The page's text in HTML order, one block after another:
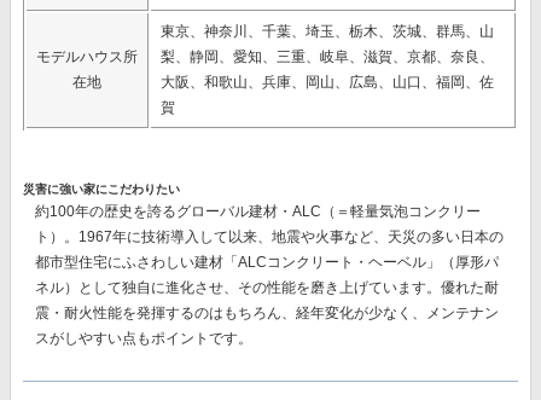
モデルハウス所
在地
東京、神奈川、千葉、埼玉、栃木、茨城、群馬、山
梨、静岡、愛知、三重、岐阜、滋賀、京都、奈良、
大阪、和歌山、兵庫、岡山、広島、山口、福岡、佐
賀
災害に強い家にこだわりたい
約100年の歴史を誇るグローバル建材・ALC（＝軽量気泡コンクリー
ト）。1967年に技術導入して以来、地震や火事など、天災の多い日本の
都市型住宅にふさわしい建材 「ALCコンクリート・ヘーベル」（厚形パ
ネル）
として独自に進化させ、その性能を磨き上げています。優れた耐
震・耐火性能を発揮するのはもちろん、経年変化が少なく、メンテナン
スがしやすい点もポイントです。